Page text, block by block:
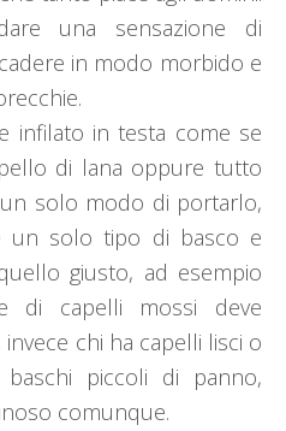
una sensazione di
in modo morbido e
infilato in testa come se
di lana oppure tutto
solo modo di portarlo,
un solo tipo di basco e
giusto, ad esempio
di capelli mossi deve
chi ha capelli lisci o
piccoli di panno,
comunque.